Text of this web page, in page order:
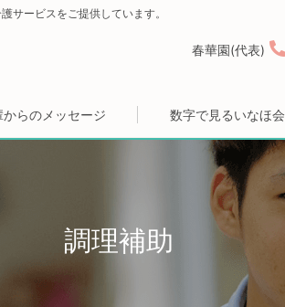
サービスをご提供しています。
春華園(代表)
からのメッセージ 数字で見るいなほ会
調理補助